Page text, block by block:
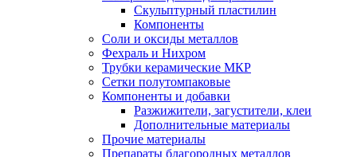
Скульптурный пластилин
Компоненты
Соли и оксиды металлов
Фехраль и Нихром
Трубки керамические МКР
Сетки полутомпаковые
Компоненты и добавки
Разжижители, загустители, клеи
Дополнительные материалы
Прочие материалы
Препараты благородных металлов